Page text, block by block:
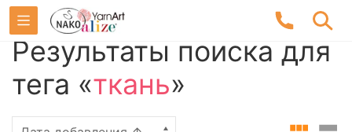
Результаты поиска для
тега «ткань»